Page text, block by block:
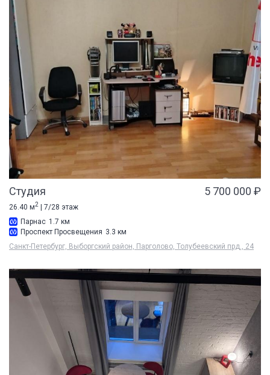
Студия 5 700 000 ₽
26.40 м2 | 7/28 этаж
Парнас 1.7 км
Проспект Просвещения 3.3 км
Санкт-Петербург, Выборгский район, Парголово, Толубеевский прд., 24